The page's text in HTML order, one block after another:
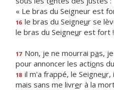
« Le bras du Seigneur est
16 le bras du Seigneur se
le bras du Seigneur est fort
17 Non, je ne mourrai pas,
pour annoncer les actions
18 il m'a frappé, le Seigneur,
mais sans me livrer à la